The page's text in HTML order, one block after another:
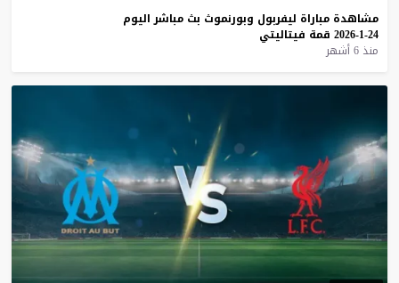
مشاهدة مباراة ليفربول وبورنموث بث مباشر اليوم
24-1-2026
قمة فيتاليتي
منذ 6 أشهر